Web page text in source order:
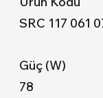
SRC 117 061
78